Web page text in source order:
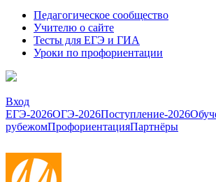
Педагогическое сообщество
Учителю о сайте
Тесты для ЕГЭ и ГИА
Уроки по профориентации
Вход
ЕГЭ-2026ОГЭ-2026Поступление-2026
рубежомПрофориентацияПартнёры